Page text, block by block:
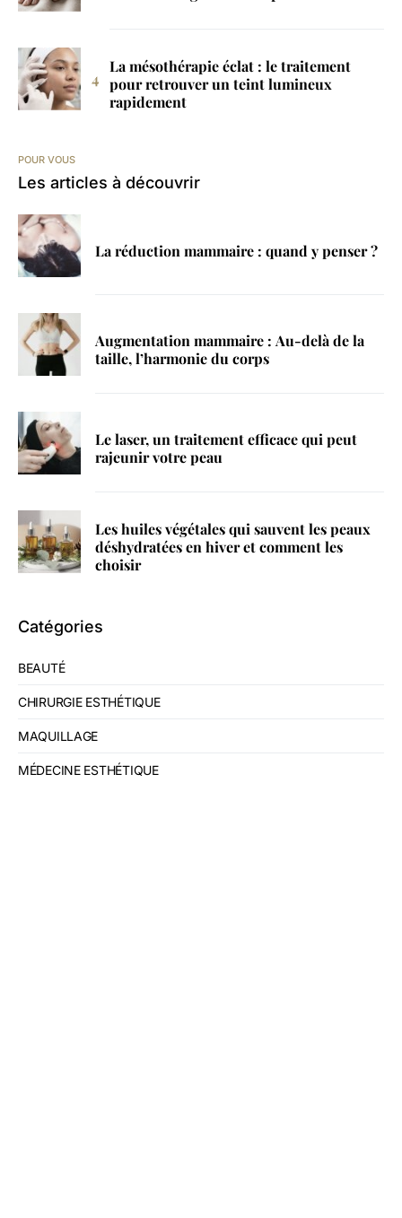
La mésothérapie éclat : le traitement
pour retrouver un teint lumineux
rapidement
POUR VOUS
Les articles à découvrir
La réduction mammaire : quand y penser ?
Augmentation mammaire : Au-delà de la
taille, l’harmonie du corps
Le laser, un traitement efficace qui peut
rajeunir votre peau
Les huiles végétales qui sauvent les peaux
déshydratées en hiver et comment les
choisir
Catégories
BEAUTÉ
CHIRURGIE ESTHÉTIQUE
MAQUILLAGE
MÉDECINE ESTHÉTIQUE